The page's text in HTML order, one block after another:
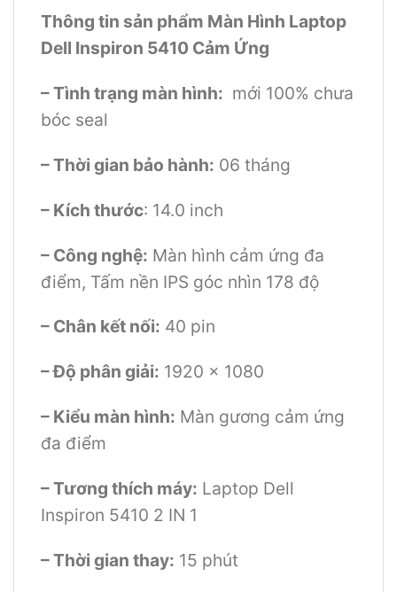
Thông tin sản phẩm Màn Hình Laptop
Dell Inspiron 5410 Cảm Ứng
– Tình trạng màn hình: mới 100% chưa
bóc seal
– Thời gian bảo hành: 06 tháng
– Kích thước: 14.0 inch
– Công nghệ: Màn hình cảm ứng đa
điểm, Tấm nền IPS góc nhìn 178 độ
– Chân kết nối: 40 pin
– Độ phân giải: 1920 x 1080
– Kiểu màn hình: Màn gương cảm ứng
đa điểm
– Tương thích máy: Laptop Dell
Inspiron 5410 2 IN 1
– Thời gian thay: 15 phút